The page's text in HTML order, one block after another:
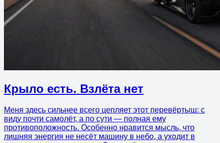
Крыло есть. Взлёта нет
Меня здесь сильнее всего цепляет этот перевёртыш: с
виду почти самолёт, а по сути — полная ему
противоположность. Особенно нравится мысль, что
лишняя энергия не несёт машину в небо, а уходит в